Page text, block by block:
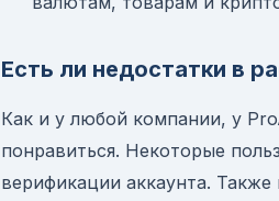
Есть ли недостатки в
Как и у любой компании, у
понравиться. Некоторые
верификации аккаунта.